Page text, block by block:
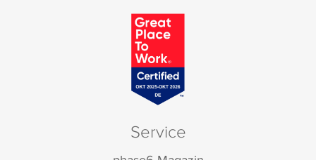
Service